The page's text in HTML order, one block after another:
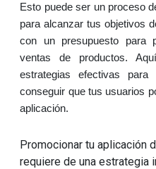
Esto puede ser un proceso
para alcanzar tus objetivos
con un presupuesto para
ventas de productos.
estrategias efectivas
conseguir que tus usuarios
aplicación.
Promocionar tu aplicación
requiere de una estrategia